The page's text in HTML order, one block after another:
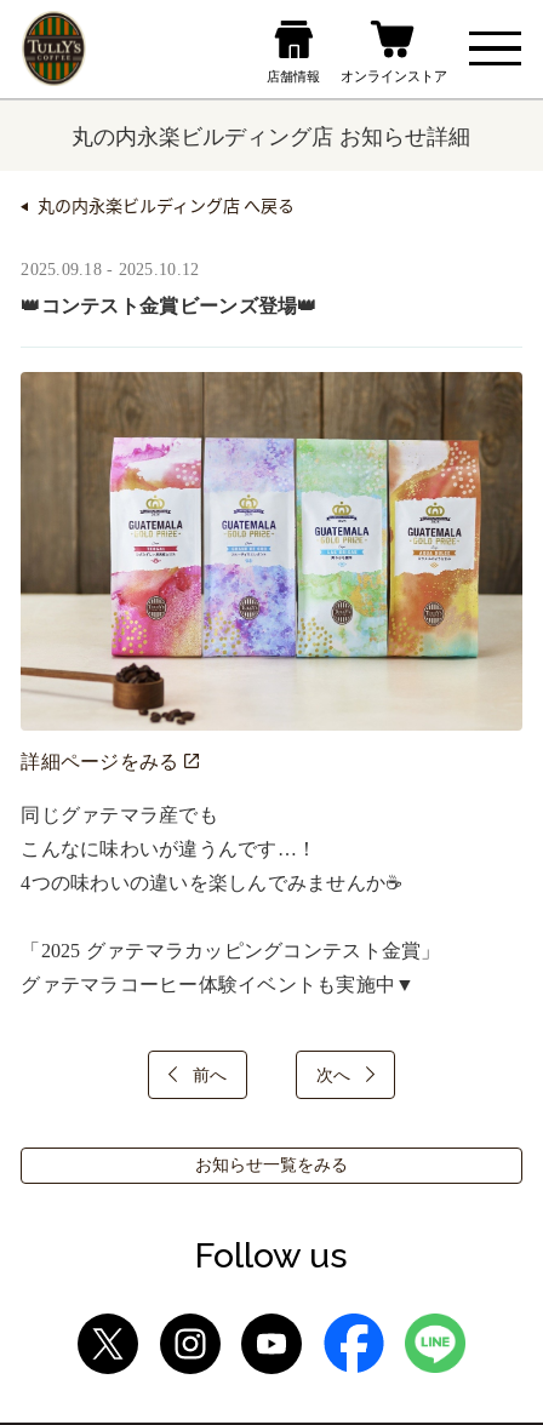
丸の内永楽ビルディング店 お知らせ詳細
丸の内永楽ビルディング店 へ戻る
2025.09.18 - 2025.10.12
👑コンテスト金賞ビーンズ登場👑
詳細ページをみる
同じグァテマラ産でも
こんなに味わいが違うんです…！
4つの味わいの違いを楽しんでみませんか☕
「2025 グァテマラカッピングコンテスト金賞」
グァテマラコーヒー体験イベントも実施中▼
前へ 次へ
お知らせ一覧をみる
Follow us